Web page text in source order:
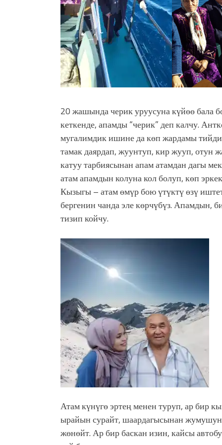
20 жашында черик уруусуна күйөө бала
кеткенде, апамды “черик” деп калчу.
мугалимдик ишине да көп жардамы
тамак даярдап, жуунтуп, кир жууп, отун
катуу тарбиясынан апам атамдан дагы
атам апамдын колуна кол болуп, көп
Кызыгы – атам өмүр бою үтүктү өзү
бергенин чанда эле көрчүбүз. Апамдын,
тизип койчу.
Атам күнүгө эртең менен туруп, ар бир
ырайын сурайт, шаардагысынан жумушун
жөнөйт. Ар бир баскан изин, кайсы